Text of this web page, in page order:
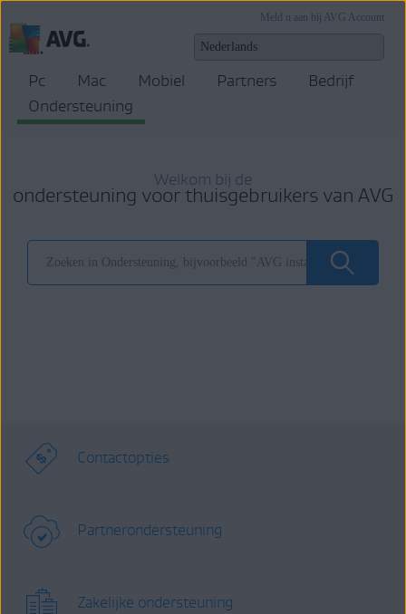
Meld u aan bij AVG Account
Pc Mac Mobiel Partners
Bedrijf
Ondersteuning
Welkom bij de
ondersteuning voor thuisgebruikers van AVG
Contactopties
Partnerondersteuning
Zakelijke ondersteuning